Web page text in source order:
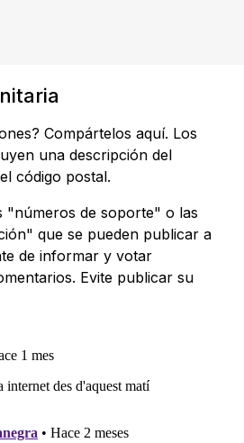
Compártelos aquí. Los
una descripción del
código postal.
"números de soporte" o las
que se pueden publicar a
de informar y votar
Evite publicar su